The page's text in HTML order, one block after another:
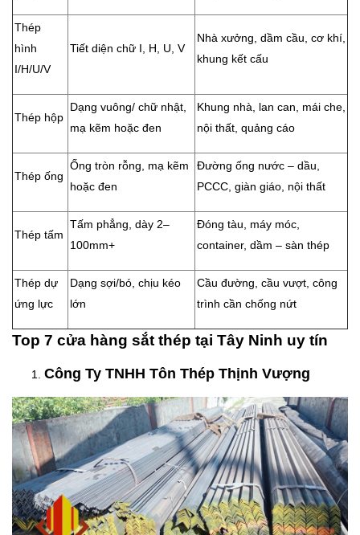
Thép
hình
I/H/U/V
Tiết diện chữ I, H, U, V
Nhà xưởng, dầm cầu, cơ khí,
khung kết cấu
Thép hộp
Dạng vuông/ chữ nhật,
mạ kẽm hoặc đen
Khung nhà, lan can, mái che,
nội thất, quảng cáo
Thép ống
Ống tròn rỗng, mạ kẽm
hoặc đen
Đường ống nước – dầu,
PCCC, giàn giáo, nội thất
Thép tấm
Tấm phẳng, dày 2–
100mm+
Đóng tàu, máy móc,
container, dầm – sàn thép
Thép dự
ứng lực
Dạng sợi/bó, chịu kéo
lớn
Cầu đường, cầu vượt, công
trình cần chống nứt
Top 7 cửa hàng sắt thép tại Tây Ninh uy tín
Công Ty TNHH Tôn Thép Thịnh Vượng